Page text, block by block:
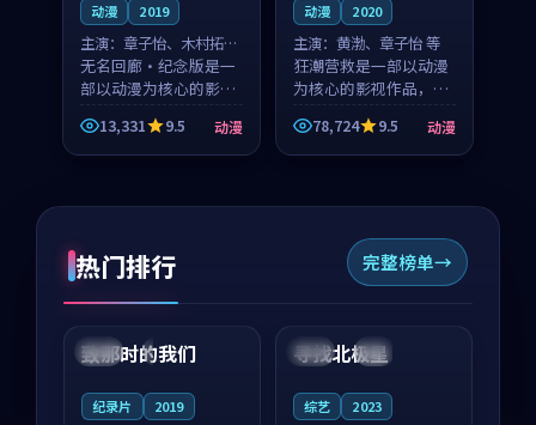
动漫 2019
主演： 章子怡、木村拓哉
等
无名回廊·纪念版是一
部以动漫为核心的影视
作品，围绕危机、反转
与人物成长展开，整体
节奏紧凑，值得推荐观
13,331 9.5 动漫
动漫 2020
主演： 黄渤、章子怡 等
狂潮营救是一部以动漫
为核心的影视作品，围
绕危机、反转与人物成
长展开，整体节奏紧
凑，值得推荐观看。
78,724 9.5 动漫
热门排行 完整榜单
中国 4K
99:22
致那时的我们
纪录片 2019
中国 4K
99:18
寻找北极星
综艺 2023